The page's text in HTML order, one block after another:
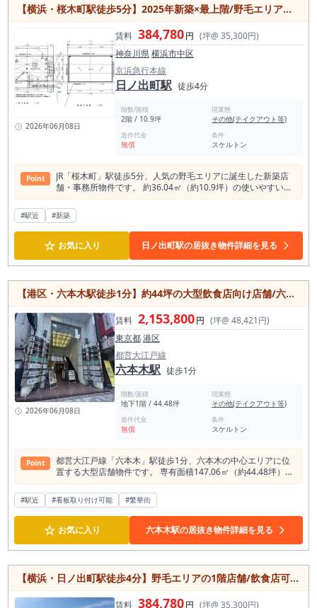
【横浜・桜木町駅徒歩5分】2025年新築×最上階/野毛エリアの店舗物件/フリーレント付き/1フロア1テナント
2026年06月08日
賃料 384,780円 (坪@ 35,300円)
神奈川県横浜市中区
京浜急行本線
日ノ出町駅 徒歩4分
階数/面積
2階 / 10.9坪
現業態
その他(テイクアウト等)
造作代金
無償
条件
スケルトン
Point
JR「桜木町」駅徒歩5分、人気の野毛エリアに誕生した新築店
舗・事務所物件です。 約36.04㎡（約10.9坪）の使いやすい広
さで、カフェやバー、物販店、サロン、事務所など幅広い用途
に対応可能。 最上階かつ1フロア1テナントのため、独立性が
高く、落ち着いた空間づくりを実現できます。 スケルトン渡し
のため、コンセプトに合わせた自由な内装設計が可能。 関内駅
や日ノ出町駅も徒歩圏内の利便性に優れた立地。新築ならでは
の魅力とコストメリットを兼ね備えた注目の物件です。
#駅近 #新築
☆ お気に入り 日ノ出町駅の居抜き物件詳細を見る
【港区・六本木駅徒歩1分】約44坪の大型飲食店向け店舗/六本木交差点至近/地下1階
2026年06月08日
賃料 2,153,800円 (坪@ 48,421円)
東京都港区
都営大江戸線
六本木駅 徒歩1分
階数/面積
地下1階 / 44.48坪
現業態
その他(テイクアウト等)
造作代金
無償
条件
スケルトン
Point
都営大江戸線「六本木」駅徒歩1分、六本木の中心エリアに位
置する大型店舗物件です。 専有面積147.06㎡（約44.48坪）を
確保しており、レストランやダイニングバー、会員制ラウン
ジ、ナイト業態など幅広い飲食業態に対応可能。 六本木交差点
至近の立地は視認性と集客力に優れ、国内外から多くの人が訪
れるエリアならではの高いポテンシャルを備えています。 地下
1階部分のため、落ち着いた空間演出やコンセプト性の高い店
舗づくりにも適しており、ブランド力のある出店を実現できま
す。 乃木坂駅や六本木一丁目駅も徒歩圏内でアクセス良好。六
本木エリアで存在感のある店舗展開をお考えの方におすすめな
大型物件です。
#駅近 #看板取り付け可能 #繁華街
☆ お気に入り 六本木駅の居抜き物件詳細を見る
【横浜・日ノ出町駅徒歩4分】野毛エリアの1階店舗/飲食店可/フリーレント5ヶ月/新築×スケルトンの1フロア1テナント
賃料 384,780円 (坪@ 35,300円)